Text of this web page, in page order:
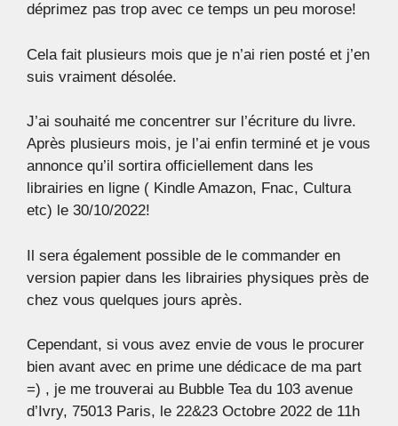
déprimez pas trop avec ce temps un peu morose!
Cela fait plusieurs mois que je n’ai rien posté et j’en
suis vraiment désolée.
J’ai souhaité me concentrer sur l’écriture du livre.
Après plusieurs mois, je l’ai enfin terminé et je vous
annonce qu’il sortira officiellement dans les
librairies en ligne ( Kindle Amazon, Fnac, Cultura
etc) le 30/10/2022!
Il sera également possible de le commander en
version papier dans les librairies physiques près de
chez vous quelques jours après.
Cependant, si vous avez envie de vous le procurer
bien avant avec en prime une dédicace de ma part
=) , je me trouverai au Bubble Tea du 103 avenue
d’Ivry, 75013 Paris, le 22&23 Octobre 2022 de 11h